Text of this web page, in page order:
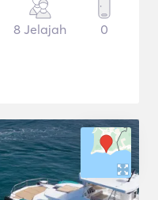
8 Jelajah 0